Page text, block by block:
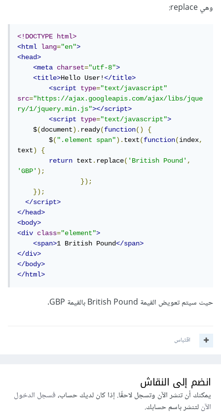
وهي replace:
<!DOCTYPE html>
<html
lang="en">
<head>
<meta
charset="utf-8">
<title>Hello User!</title>
<script
type="text/javascript"
src="https://ajax.googleapis.com/ajax/libs/jque
ry/1/jquery.min.js"></script>
<script
type="text/javascript">
    $
(document).ready(function()
{
    	$
(".element span").text(function(index,
text)
{
return text.replace('British Pound',
'GBP');
});
});
</script>
</head>
<body>
<div
class="element">
<span>1 British Pound</span>
</div>
</body>
</html>
حيث سيتم تعويض القيمة British Pound بالقيمة GBP.
اقتباس
انضم إلى النقاش
يمكنك أن تنشر الآن وتسجل لاحقًا. إذا كان لديك حساب،فسجل الدخول
الآنلتنشر باسم حسابك.